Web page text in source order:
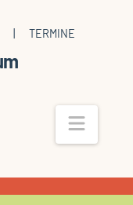
TERMINE